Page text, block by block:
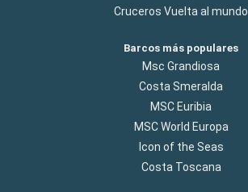
Cruceros Vuelta al mundo
Barcos más populares
Msc Grandiosa
Costa Smeralda
MSC Euribia
MSC World Europa
Icon of the Seas
Costa Toscana